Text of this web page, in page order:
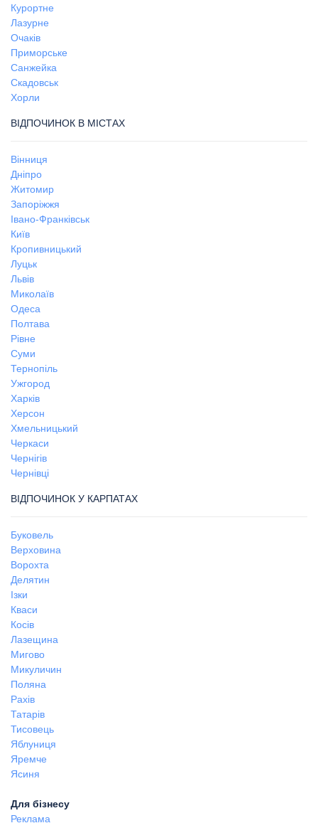
Курортне
Лазурне
Очаків
Приморське
Санжейка
Скадовськ
Хорли
ВІДПОЧИНОК В МІСТАХ
Вінниця
Дніпро
Житомир
Запоріжжя
Івано-Франківськ
Київ
Кропивницький
Луцьк
Львів
Миколаїв
Одеса
Полтава
Рівне
Суми
Тернопіль
Ужгород
Харків
Херсон
Хмельницький
Черкаси
Чернігів
Чернівці
ВІДПОЧИНОК У КАРПАТАХ
Буковель
Верховина
Ворохта
Делятин
Ізки
Кваси
Косів
Лазещина
Мигово
Микуличин
Поляна
Рахів
Татарів
Тисовець
Яблуниця
Яремче
Ясиня
Для бізнесу
Реклама